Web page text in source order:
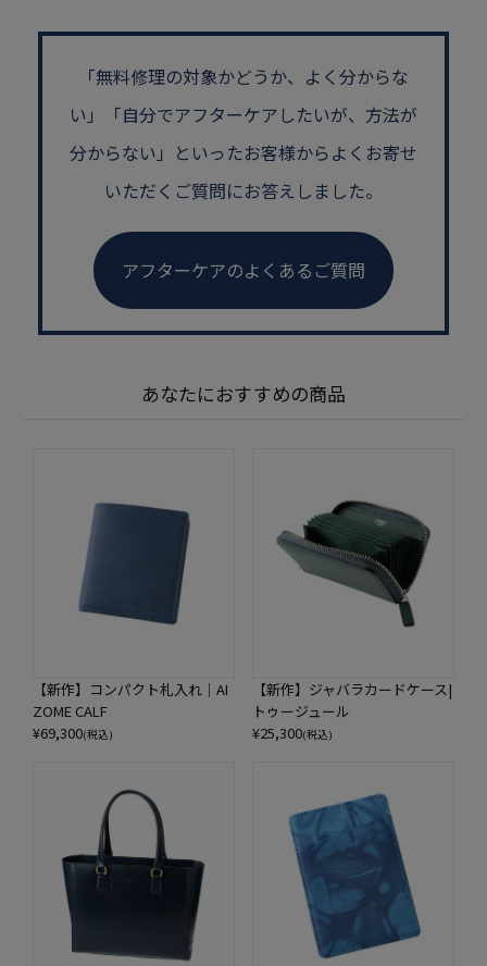
「無料修理の対象かどうか、よく分からな
い」
「自分でアフターケアしたいが、方法が
分からない」といったお客様からよくお寄せ
いただくご質問にお答えしました。
アフターケアのよくあるご質問
あなたにおすすめの商品
【新作】コンパクト札入れ｜AI
ZOME CALF
¥69,300(税込)
【新作】ジャバラカードケース|
トゥージュール
¥25,300(税込)